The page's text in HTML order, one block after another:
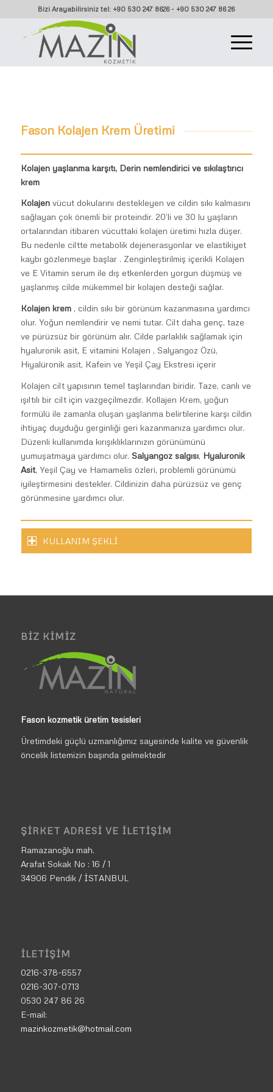
Bizi Arayabilirsiniz tel: +90 530 247 8626 - +90 530 247 86 26
Fason Kolajen Krem Üretimi
Kolajen yaşlanma karşıtı, Derin nemlendirici ve sıkılaştırıcı
krem
Kolajenvücut dokularını destekleyen ve cildin sıkı kalmasını
sağlayan çok önemli bir proteindir. 20’li ve 30 lu yaşların
ortalarından itibaren vücuttaki kolajen üretimi hızla düşer.
Bu nedenle ciltte metabolik dejenerasyonlar ve elastikiyet
kaybı gözlenmeye başlar . Zenginleştirilmiş içerikli Kolajen
ve E Vitamin serum ile dış etkenlerden yorgun düşmüş ve
yaşlanmış cilde mükemmel bir kolajen desteği sağlar.
Kolajen krem, cildin sıkı bir görünüm kazanmasına yardımcı
olur. Yoğun nemlendirir ve nemi tutar. Cilt daha genç, taze
ve pürüzsüz bir görünüm alır. Cilde parlaklık sağlamak için
hyaluronik asit, E vitamini Kolajen , Salyangoz Özü,
Hiyalüronik asit, Kafein ve Yeşil Çay Ekstresi içerir
Kolajen cilt yapısının temel taşlarından biridir. Taze, canlı ve
ışıltılı bir cilt için vazgeçilmezdir. Kollajen Krem, yoğun
formülü ile zamanla oluşan yaşlanma belirtilerine karşı cildin
ihtiyaç duyduğu gerginliği geri kazanmanıza yardımcı olur.
Düzenli kullanımda kırışıklıklarınızın görünümünü
yumuşatmaya yardımcı olur. Salyangoz salgısı, Hyaluronik
Asit, Yeşil Çay ve Hamamelis özleri, problemli görünümü
iyileştirmesini destekler. Cildinizin daha pürüzsüz ve genç
görünmesine yardımcı olur.
KULLANIM ŞEKLİ
BIZ KIMIZ
Fason kozmetik üretim tesisleri
Üretimdeki güçlü uzmanlığımız sayesinde kalite ve güvenlik
öncelik listemizin başında gelmektedir
ŞIRKET ADRESI VE İLETIŞIM
Ramazanoğlu mah.
Arafat Sokak No : 16 / 1
34906 Pendik / İSTANBUL
İLETIŞIM
0216-378-6557
0216-307-0713
0530 247 86 26
E-mail:
mazinkozmetik@hotmail.com